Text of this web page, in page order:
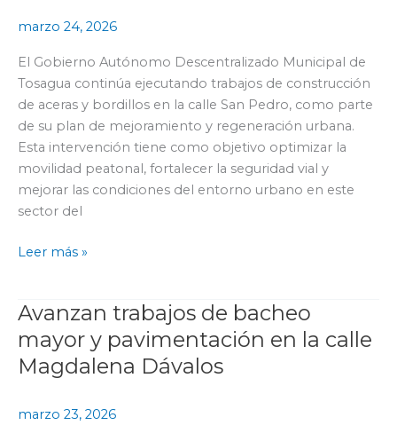
marzo 24, 2026
El Gobierno Autónomo Descentralizado Municipal de
Tosagua continúa ejecutando trabajos de construcción
de aceras y bordillos en la calle San Pedro, como parte
de su plan de mejoramiento y regeneración urbana.
Esta intervención tiene como objetivo optimizar la
movilidad peatonal, fortalecer la seguridad vial y
mejorar las condiciones del entorno urbano en este
sector del
aceras
y
bordillos
en
la
calle
Pedro
Leer más »
Avanzan trabajos de bacheo
mayor y pavimentación en la calle
Magdalena Dávalos
marzo 23, 2026
Avanzan
de
bacheo
y